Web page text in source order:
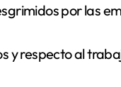
por las
y respecto al